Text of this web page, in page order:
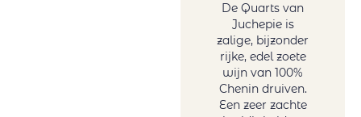
De Quarts van
Juchepie is
zalige, bijzonder
rijke, edel zoete
wijn van 100%
Chenin druiven.
Een zeer zachte